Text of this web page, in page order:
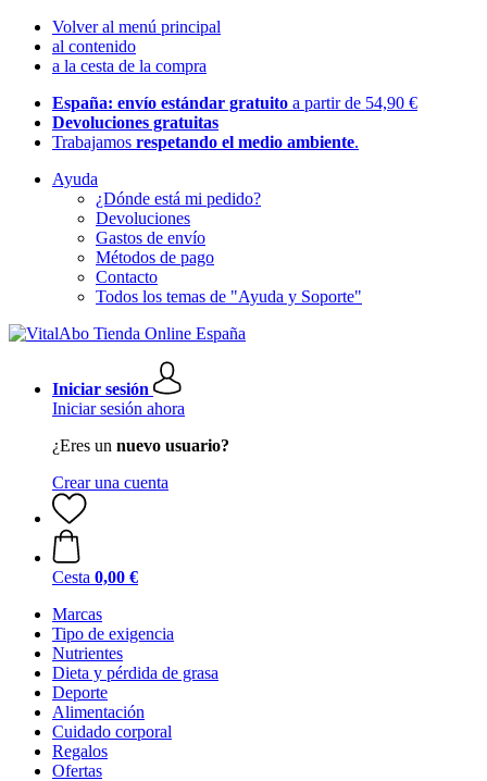
Volver al menú principal
al contenido
a la cesta de la compra
España: envío estándar gratuito a partir de 54,90 €
Devoluciones gratuitas
Trabajamos respetando el medio ambiente.
Ayuda
¿Dónde está mi pedido?
Devoluciones
Gastos de envío
Métodos de pago
Contacto
Todos los temas de "Ayuda y Soporte"
Iniciar sesión
Iniciar sesión ahora
¿Eres un nuevo usuario?
Crear una cuenta
Cesta 0,00 €
Marcas
Tipo de exigencia
Nutrientes
Dieta y pérdida de grasa
Deporte
Alimentación
Cuidado corporal
Regalos
Ofertas